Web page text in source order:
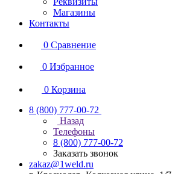
Магазины
Контакты
0 Сравнение
0 Избранное
0 Корзина
8 (800) 777-00-72
Назад
Телефоны
8 (800) 777-00-72
Заказать звонок
zakaz@1weld.ru